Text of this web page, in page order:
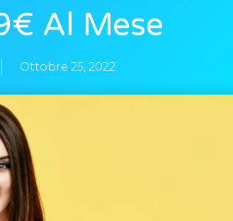
Al Mese
Ottobre 25, 2022